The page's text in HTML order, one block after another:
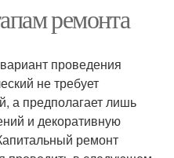
ремонта
проведения
не требует
а предполагает лишь
и декоративную
ремонт